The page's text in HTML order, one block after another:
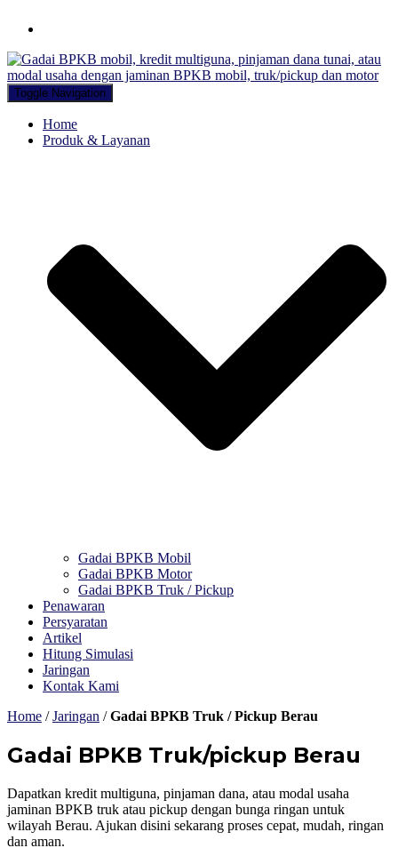
Toggle Navigation
Home
Produk & Layanan
Gadai BPKB Mobil
Gadai BPKB Motor
Gadai BPKB Truk / Pickup
Penawaran
Persyaratan
Artikel
Hitung Simulasi
Jaringan
Kontak Kami
Home /Jaringan /Gadai BPKB Truk / Pickup Berau
Gadai BPKB Truk/pickup Berau
Dapatkan kredit multiguna, pinjaman dana, atau modal usaha
jaminan BPKB truk atau pickup dengan bunga ringan untuk
wilayah Berau. Ajukan disini sekarang proses cepat, mudah, ringan
dan aman.